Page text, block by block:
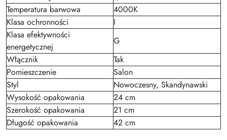
Temperatura barwowa
4000K
Klasa ochronności
I
Klasa efektywności
energetycznej
G
Włącznik
Tak
Pomieszczenie
Salon
Styl
Nowoczesny, Skandynawski
Wysokość opakowania
24 cm
Szerokość opakowania
21 cm
Długość opakowania
42 cm